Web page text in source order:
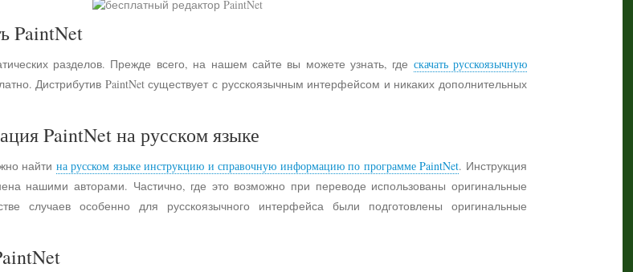
PaintNet
разделов. Прежде всего, на нашем сайте вы можете узнать, где скачать русскоязычную
Дистрибутив PaintNet существует с русскоязычным интерфейсом и никаких дополнительных
PaintNet на русском языке
найти на русском языке инструкцию и справочную информацию по программе PaintNet. Инструкция
нашими авторами. Частично, где это возможно при переводе использованы оригинальные
случаев особенно для русскоязычного интерфейса были подготовлены оригинальные